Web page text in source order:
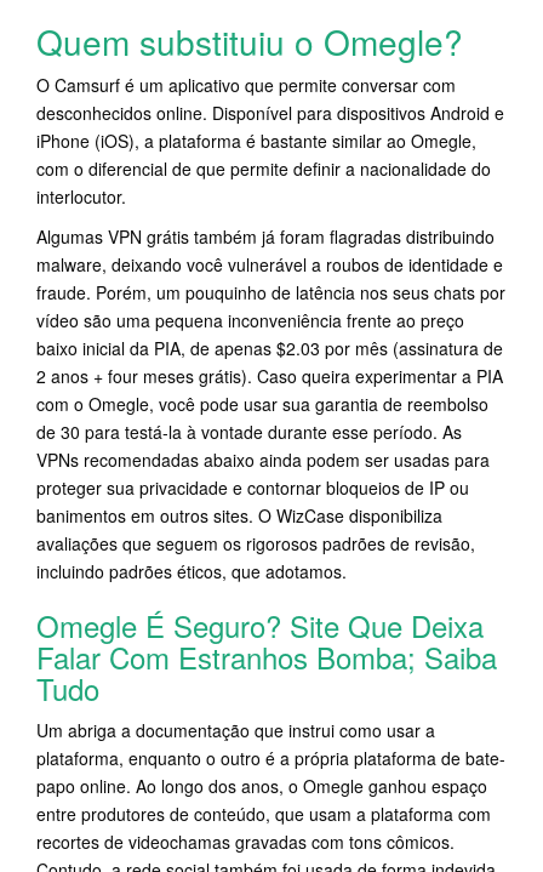
Quem substituiu o Omegle?
O Camsurf é um aplicativo que permite conversar com
desconhecidos online. Disponível para dispositivos Android e
iPhone (iOS), a plataforma é bastante similar ao Omegle,
com o diferencial de que permite definir a nacionalidade do
interlocutor.
Algumas VPN grátis também já foram flagradas distribuindo
malware, deixando você vulnerável a roubos de identidade e
fraude. Porém, um pouquinho de latência nos seus chats por
vídeo são uma pequena inconveniência frente ao preço
baixo inicial da PIA, de apenas $2.03 por mês (assinatura de
2 anos + four meses grátis). Caso queira experimentar a PIA
com o Omegle, você pode usar sua garantia de reembolso
de 30 para testá-la à vontade durante esse período. As
VPNs recomendadas abaixo ainda podem ser usadas para
proteger sua privacidade e contornar bloqueios de IP ou
banimentos em outros sites. O WizCase disponibiliza
avaliações que seguem os rigorosos padrões de revisão,
incluindo padrões éticos, que adotamos.
Omegle É Seguro? Site Que Deixa
Falar Com Estranhos Bomba; Saiba
Tudo
Um abriga a documentação que instrui como usar a
plataforma, enquanto o outro é a própria plataforma de bate-
papo online. Ao longo dos anos, o Omegle ganhou espaço
entre produtores de conteúdo, que usam a plataforma com
recortes de videochamas gravadas com tons cômicos.